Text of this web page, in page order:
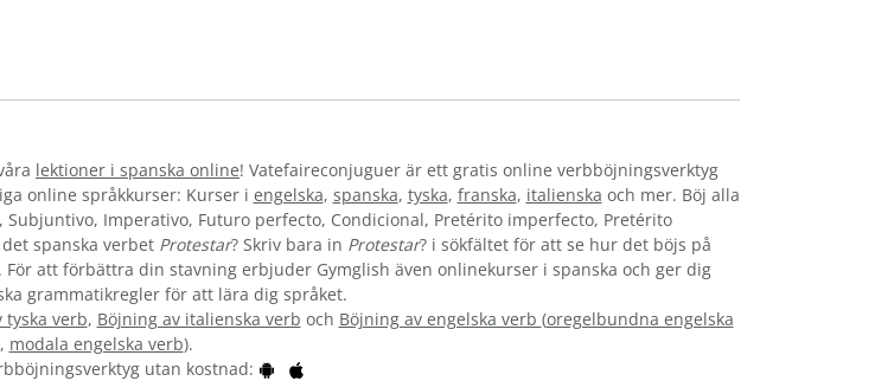
lektioner i spanska online! Vatefaireconjuguer är ett gratis online verbböjningsverktyg
online språkkurser: Kurser i engelska, spanska, tyska, franska, italienska och mer. Böj alla
Imperativo, Futuro perfecto, Condicional, Pretérito imperfecto, Pretérito
spanska verbet Protestar? Skriv bara in Protestar? i sökfältet för att se hur det böjs på
att förbättra din stavning erbjuder Gymglish även onlinekurser i spanska och ger dig
grammatikregler för att lära dig språket.
tyska verb, Böjning av italienska verb och Böjning av engelska verb (oregelbundna engelska
, modala engelska verb).
utan kostnad: